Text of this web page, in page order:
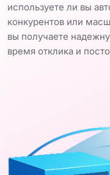
используете ли вы
конкурентов или
вы получаете
время отклика и